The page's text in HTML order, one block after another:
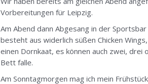
Vorbereitungen für Leipzig.
Am Abend dann Abgesang in der
besteht aus widerlich süßen Chicken
einen Dornkaat, es können auch zwei,
Bett falle.
Am Sonntagmorgen mag ich mein